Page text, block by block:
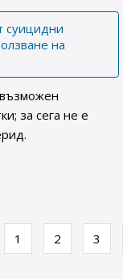
суицидни
на
за сега не е
1 2 3